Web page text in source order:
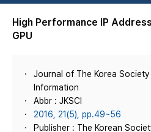
High Performance IP
GPU
Journal of The Korea
Information
Abbr : JKSCI
2016, 21(5), pp.49~56
Publisher : The Korean